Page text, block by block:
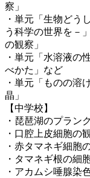
察」
・単元「生物どう
う科学の世界を－
の観察」
・単元「水溶液の
べかた」など
・単元「ものの溶
晶」
【中学校】
・琵琶湖のプラン
・口腔上皮細胞の
・赤タマネギ細胞
・タマネギ根の細
・アカムシ唾腺染